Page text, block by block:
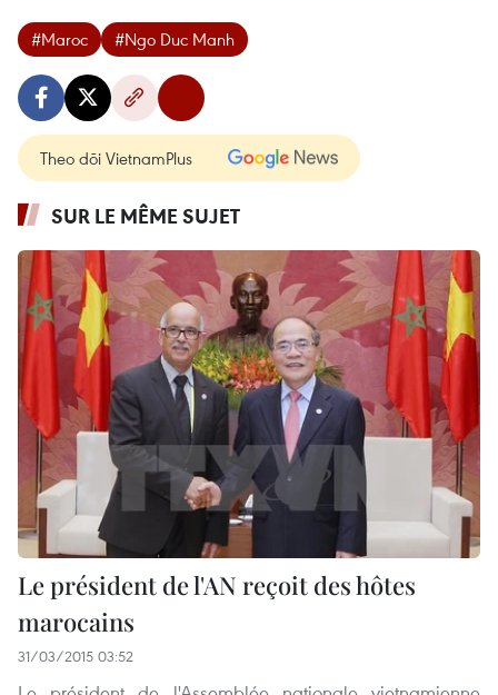
#Maroc #Ngo Duc Manh
Theo dõi VietnamPlus
SUR LE MÊME SUJET
Le président de l'AN reçoit des hôtes
marocains
31/03/2015 03:52